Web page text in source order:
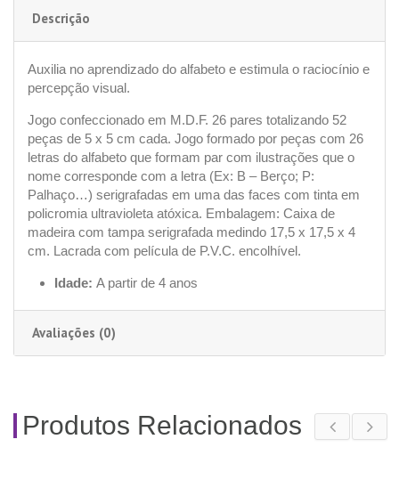
Descrição
Auxilia no aprendizado do alfabeto e estimula o raciocínio e
percepção visual.
Jogo confeccionado em M.D.F. 26 pares totalizando 52
peças de 5 x 5 cm cada. Jogo formado por peças com 26
letras do alfabeto que formam par com ilustrações que o
nome corresponde com a letra (Ex: B – Berço; P:
Palhaço…) serigrafadas em uma das faces com tinta em
policromia ultravioleta atóxica. Embalagem: Caixa de
madeira com tampa serigrafada medindo 17,5 x 17,5 x 4
cm. Lacrada com película de P.V.C. encolhível.
Idade: A partir de 4 anos
Avaliações (0)
Produtos Relacionados